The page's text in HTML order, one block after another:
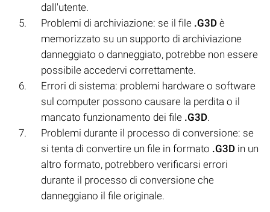
dall'utente.
Problemi di archiviazione: se il file .G3D è
memorizzato su un supporto di archiviazione
danneggiato o danneggiato, potrebbe non essere
possibile accedervi correttamente.
Errori di sistema: problemi hardware o software
sul computer possono causare la perdita o il
mancato funzionamento dei file .G3D.
Problemi durante il processo di conversione: se
si tenta di convertire un file in formato .G3D in un
altro formato, potrebbero verificarsi errori
durante il processo di conversione che
danneggiano il file originale.